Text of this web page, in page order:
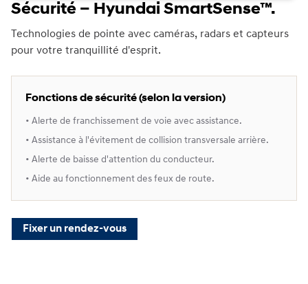
Sécurité – Hyundai SmartSense™.
Technologies de pointe avec caméras, radars et capteurs
pour votre tranquillité d'esprit.
Fonctions de sécurité (selon la version)
• Alerte de franchissement de voie avec assistance.
• Assistance à l'évitement de collision transversale arrière.
• Alerte de baisse d'attention du conducteur.
• Aide au fonctionnement des feux de route.
Fixer un rendez-vous